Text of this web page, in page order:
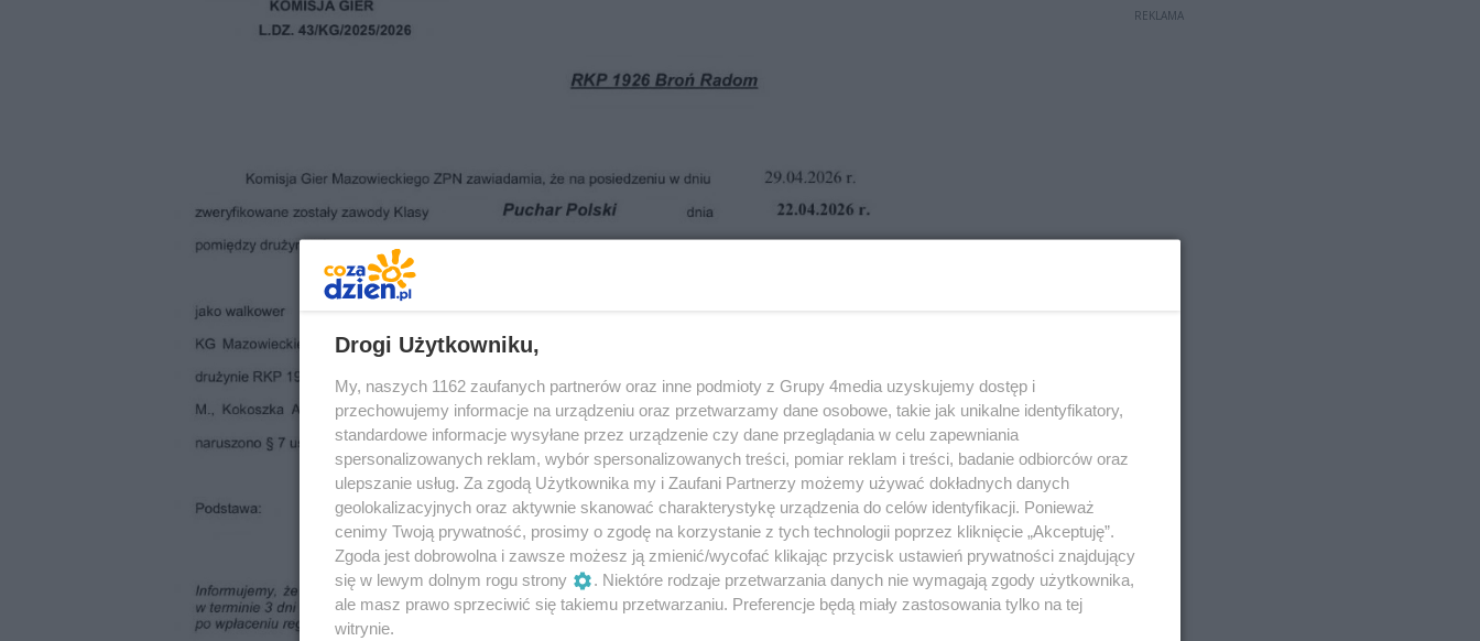
REKLAMA
Drogi Użytkowniku,
My, naszych 1162 zaufanych partnerów oraz inne podmioty z Grupy 4media uzyskujemy dostęp i
przechowujemy informacje na urządzeniu oraz przetwarzamy dane osobowe, takie jak unikalne identyfikatory,
standardowe informacje wysyłane przez urządzenie czy dane przeglądania w celu zapewniania
spersonalizowanych reklam, wybór spersonalizowanych treści, pomiar reklam i treści, badanie odbiorców oraz
ulepszanie usług. Za zgodą Użytkownika my i Zaufani Partnerzy możemy używać dokładnych danych
geolokalizacyjnych oraz aktywnie skanować charakterystykę urządzenia do celów identyfikacji. Ponieważ
cenimy Twoją prywatność, prosimy o zgodę na korzystanie z tych technologii poprzez kliknięcie „Akceptuję”.
Zgoda jest dobrowolna i zawsze możesz ją zmienić/wycofać klikając przycisk ustawień prywatności znajdujący
się w lewym dolnym rogu strony
. Niektóre rodzaje przetwarzania danych nie wymagają zgody użytkownika,
ale masz prawo sprzeciwić się takiemu przetwarzaniu. Preferencje będą miały zastosowania tylko na tej
witrynie.